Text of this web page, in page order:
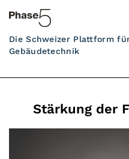
Die Schweizer Plattform
Gebäudetechnik
Stärkung der